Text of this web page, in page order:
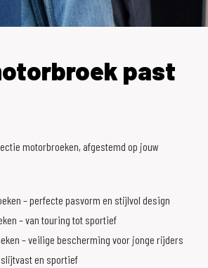
past
motorbroeken, afgestemd op jouw
– perfecte pasvorm en stijlvol design
– van touring tot sportief
– veilige bescherming voor jonge rijders
en sportief